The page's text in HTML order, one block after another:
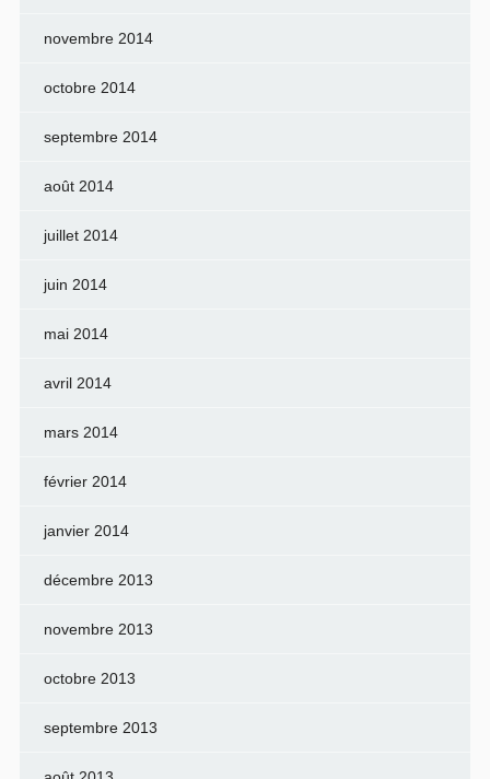
novembre 2014
octobre 2014
septembre 2014
août 2014
juillet 2014
juin 2014
mai 2014
avril 2014
mars 2014
février 2014
janvier 2014
décembre 2013
novembre 2013
octobre 2013
septembre 2013